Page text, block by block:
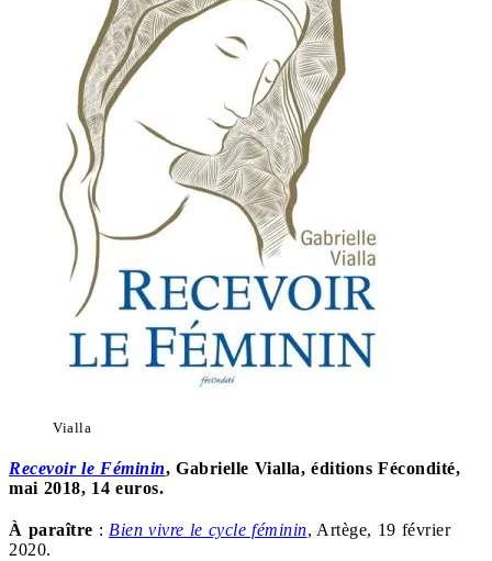
Vialla
Recevoir le Féminin, Gabrielle Vialla, éditions Fécondité,
mai 2018, 14 euros.
À paraître : Bien vivre le cycle féminin, Artège, 19 février
2020.